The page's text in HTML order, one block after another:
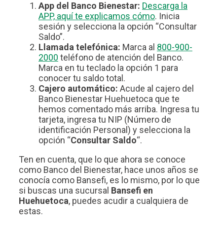
App del Banco Bienestar: Descarga la
APP, aquí te explicamos cómo. Inicia
sesión y selecciona la opción “Consultar
Saldo”.
Llamada telefónica: Marca al 800-900-
2000 teléfono de atención del Banco.
Marca en tu teclado la opción 1 para
conocer tu saldo total.
Cajero automático: Acude al cajero del
Banco Bienestar Huehuetoca que te
hemos comentado más arriba. Ingresa tu
tarjeta, ingresa tu NIP (Número de
identificación Personal) y selecciona la
opción “Consultar Saldo“.
Ten en cuenta, que lo que ahora se conoce
como Banco del Bienestar, hace unos años se
conocía como Bansefi, es lo mismo, por lo que
si buscas una sucursal Bansefi en
Huehuetoca, puedes acudir a cualquiera de
estas.